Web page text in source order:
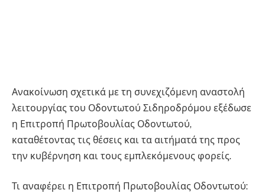
Ανακοίνωση σχετικά με τη συνεχιζόμενη αναστολή
λειτουργίας του Οδοντωτού Σιδηροδρόμου εξέδωσε
η Επιτροπή Πρωτοβουλίας Οδοντωτού,
καταθέτοντας τις θέσεις και τα αιτήματά της προς
την κυβέρνηση και τους εμπλεκόμενους φορείς.
Τι αναφέρει η Επιτροπή Πρωτοβουλίας Οδοντωτού: